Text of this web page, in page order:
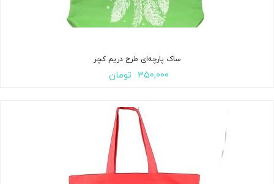
ساک پارچه‌ای طرح دریم کچر
۳۵۰,۰۰۰ تومان